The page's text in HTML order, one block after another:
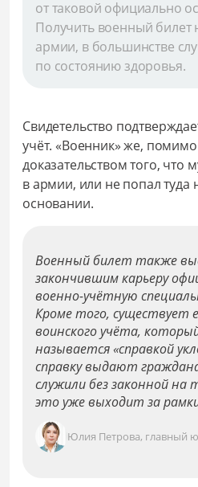
от таковой официально
Получить военный билет
армии, в большинстве
по состоянию здоровья.
Свидетельство
учёт. «Военник» же, помимо
доказательством того, что
в армии, или не попал туда
основании.
Военный билет также
закончившим карьеру
военно-учётную
Кроме того, существует
воинского учёта,
называется «справкой
справку выдают
служили без законной на
это уже выходит за
Юлия Петрова, главный